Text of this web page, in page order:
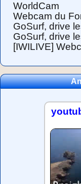
WorldCam
Webcam du
GoSurf, drive
GoSurf, drive
[IWILIVE]